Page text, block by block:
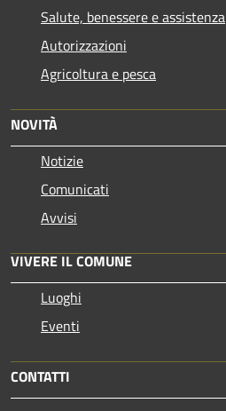
Salute, benessere e assistenza
Autorizzazioni
Agricoltura e pesca
NOVITÀ
Notizie
Comunicati
Avvisi
VIVERE IL COMUNE
Luoghi
Eventi
CONTATTI